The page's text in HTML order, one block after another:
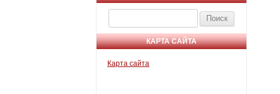
КАРТА САЙТА
Карта сайта